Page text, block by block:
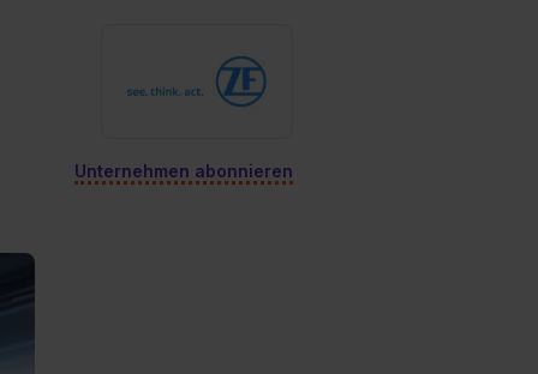
Unternehmen abonnieren